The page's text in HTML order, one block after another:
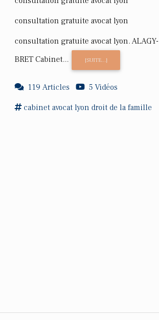
consultation gratuite avocat lyon
consultation gratuite avocat lyon. ALAGY-
BRET Cabinet...
[SUITE...]
119 Articles
5 Vidéos
cabinet avocat lyon droit de la famille